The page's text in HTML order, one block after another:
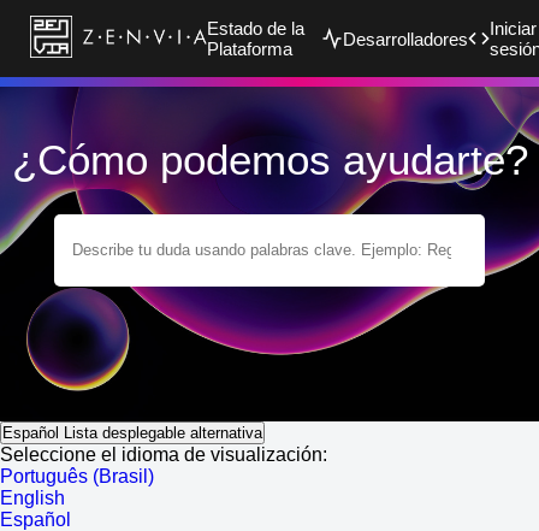
Estado de la
Plataforma
Desarrolladores
Iniciar
¿Cómo podemos ayudarte?
Español Lista desplegable alternativa
Seleccione el idioma de visualización:
Português (Brasil)
English
Español